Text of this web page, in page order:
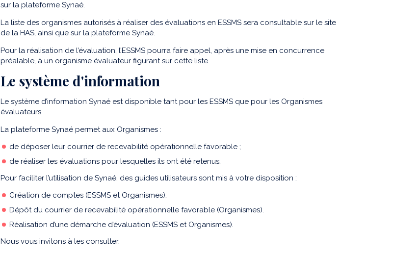
sur la plateforme Synaé.
La liste des organismes autorisés à réaliser des évaluations en ESSMS sera consultable sur le site
de la HAS, ainsi que sur la plateforme Synaé.
Pour la réalisation de l’évaluation, l’ESSMS pourra faire appel, après une mise en concurrence
préalable, à un organisme évaluateur figurant sur cette liste.
Le système d'information
Le système d’information Synaé est disponible tant pour les ESSMS que pour les Organismes
évaluateurs.
La plateforme Synaé permet aux Organismes :
de déposer leur courrier de recevabilité opérationnelle favorable ;
de réaliser les évaluations pour lesquelles ils ont été retenus.
Pour faciliter l’utilisation de Synaé, des guides utilisateurs sont mis à votre disposition :
Création de comptes (ESSMS et Organismes).
Dépôt du courrier de recevabilité opérationnelle favorable (Organismes).
Réalisation d’une démarche d’évaluation (ESSMS et Organismes).
Nous vous invitons à les consulter.